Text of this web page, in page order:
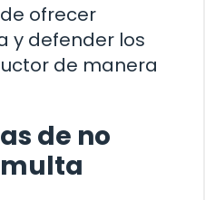
ofrecer
y defender los
de manera
de no